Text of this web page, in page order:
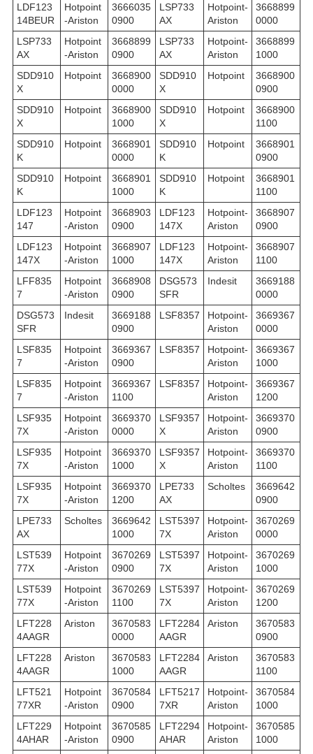
LDF123
14BEUR
Hotpoint
-Ariston
3666035
0900
LSP733
AX
Hotpoint-
Ariston
3668899
0000
LSP733
AX
Hotpoint
-Ariston
3668899
0900
LSP733
AX
Hotpoint-
Ariston
3668899
1000
SDD910
X
Hotpoint
3668900
0000
SDD910
X
Hotpoint
3668900
0900
SDD910
X
Hotpoint
3668900
1000
SDD910
X
Hotpoint
3668900
1100
SDD910
K
Hotpoint
3668901
0000
SDD910
K
Hotpoint
3668901
0900
SDD910
K
Hotpoint
3668901
1000
SDD910
K
Hotpoint
3668901
1100
LDF123
147
Hotpoint
-Ariston
3668903
0900
LDF123
147X
Hotpoint-
Ariston
3668907
0900
LDF123
147X
Hotpoint
-Ariston
3668907
1000
LDF123
147X
Hotpoint-
Ariston
3668907
1100
LFF835
7
Hotpoint
-Ariston
3668908
0900
DSG573
SFR
Indesit
3669188
0000
DSG573
SFR
Indesit
3669188
0900
LSF8357
Hotpoint-
Ariston
3669367
0000
LSF835
7
Hotpoint
-Ariston
3669367
0900
LSF8357
Hotpoint-
Ariston
3669367
1000
LSF835
7
Hotpoint
-Ariston
3669367
1100
LSF8357
Hotpoint-
Ariston
3669367
1200
LSF935
7X
Hotpoint
-Ariston
3669370
0000
LSF9357
X
Hotpoint-
Ariston
3669370
0900
LSF935
7X
Hotpoint
-Ariston
3669370
1000
LSF9357
X
Hotpoint-
Ariston
3669370
1100
LSF935
7X
Hotpoint
-Ariston
3669370
1200
LPE733
AX
Scholtes
3669642
0900
LPE733
AX
Scholtes
3669642
1000
LST5397
7X
Hotpoint-
Ariston
3670269
0000
LST539
77X
Hotpoint
-Ariston
3670269
0900
LST5397
7X
Hotpoint-
Ariston
3670269
1000
LST539
77X
Hotpoint
-Ariston
3670269
1100
LST5397
7X
Hotpoint-
Ariston
3670269
1200
LFT228
4AAGR
Ariston
3670583
0000
LFT2284
AAGR
Ariston
3670583
0900
LFT228
4AAGR
Ariston
3670583
1000
LFT2284
AAGR
Ariston
3670583
1100
LFT521
77XR
Hotpoint
-Ariston
3670584
0900
LFT5217
7XR
Hotpoint-
Ariston
3670584
1000
LFT229
4AHAR
Hotpoint
-Ariston
3670585
0900
LFT2294
AHAR
Hotpoint-
Ariston
3670585
1000